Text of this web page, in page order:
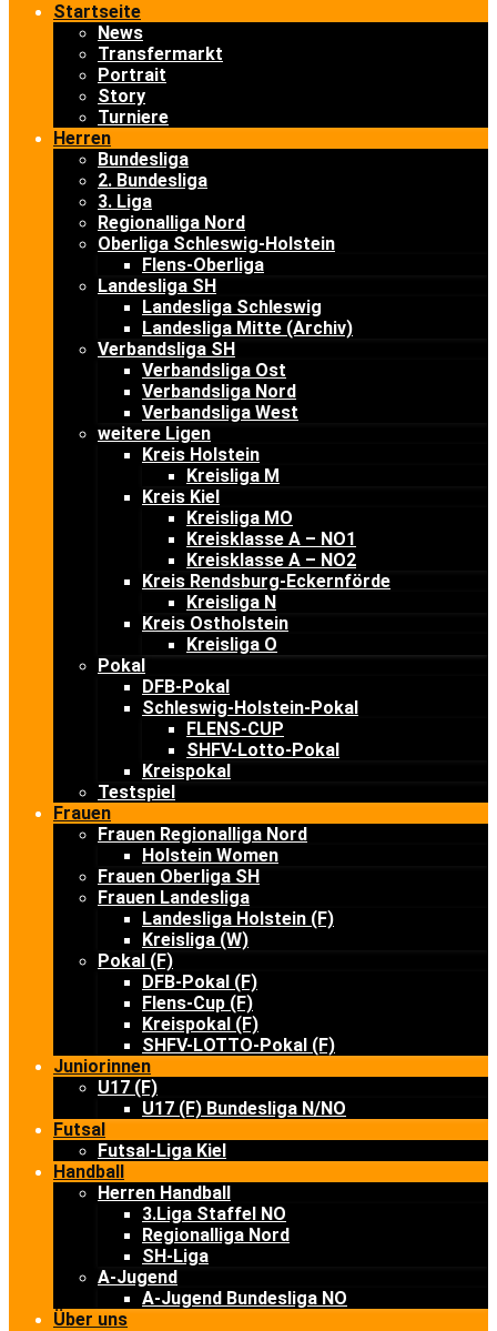
Startseite
News
Transfermarkt
Portrait
Story
Turniere
Herren
Bundesliga
2. Bundesliga
3. Liga
Regionalliga Nord
Oberliga Schleswig-Holstein
Flens-Oberliga
Landesliga SH
Landesliga Schleswig
Landesliga Mitte (Archiv)
Verbandsliga SH
Verbandsliga Ost
Verbandsliga Nord
Verbandsliga West
weitere Ligen
Kreis Holstein
Kreisliga M
Kreis Kiel
Kreisliga MO
Kreisklasse A – NO1
Kreisklasse A – NO2
Kreis Rendsburg-Eckernförde
Kreisliga N
Kreis Ostholstein
Kreisliga O
Pokal
DFB-Pokal
Schleswig-Holstein-Pokal
FLENS-CUP
SHFV-Lotto-Pokal
Kreispokal
Testspiel
Frauen
Frauen Regionalliga Nord
Holstein Women
Frauen Oberliga SH
Frauen Landesliga
Landesliga Holstein (F)
Kreisliga (W)
Pokal (F)
DFB-Pokal (F)
Flens-Cup (F)
Kreispokal (F)
SHFV-LOTTO-Pokal (F)
Juniorinnen
U17 (F)
U17 (F) Bundesliga N/NO
Futsal
Futsal-Liga Kiel
Handball
Herren Handball
3.Liga Staffel NO
Regionalliga Nord
SH-Liga
A-Jugend
A-Jugend Bundesliga NO
Über uns